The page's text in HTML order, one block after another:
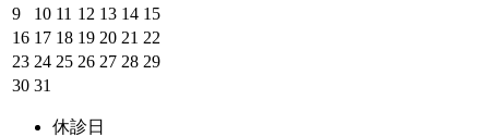
9
10 11 12 13 14 15
16 17 18 19 20 21 22
23 24 25 26 27 28 29
30 31
休診日